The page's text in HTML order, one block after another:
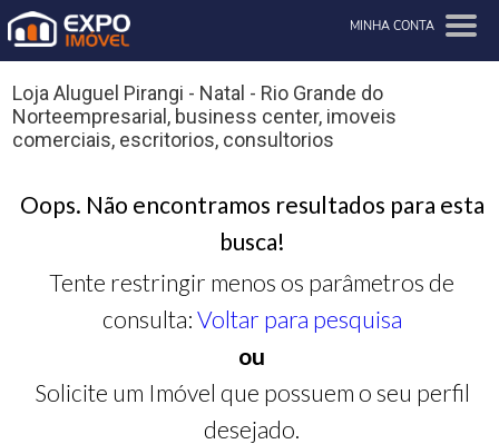
MINHA CONTA
Loja Aluguel Pirangi - Natal - Rio Grande do
Norteempresarial, business center, imoveis
comerciais, escritorios, consultorios
Oops. Não encontramos resultados para esta
busca!
Tente restringir menos os parâmetros de
consulta: Voltar para pesquisa
ou
Solicite um Imóvel que possuem o seu perfil
desejado.